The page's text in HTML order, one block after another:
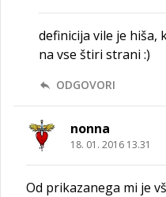
definicija vile je hiša,
na vse štiri strani :)
ODGOVORI
nonna
18. 01. 2016 13.31
Od prikazanega mi je